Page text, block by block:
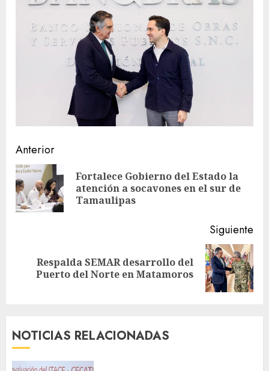
Sigue
leyendo
Anterior
Fortalece Gobierno del Estado la
atención a socavones en el sur de
Tamaulipas
Siguiente
Siguiente
entrada:
Respalda SEMAR desarrollo del
Puerto del Norte en Matamoros
NOTICIAS RELACIONADAS